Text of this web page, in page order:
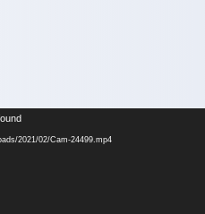
Lecteur
vidéo2021/02/Cam-24499.mp4